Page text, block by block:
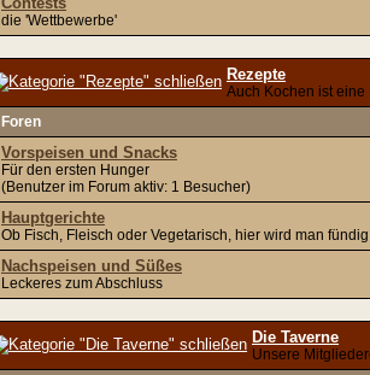
die 'Wettbewerbe'
Rezepte
Auch Kochen ist eine
Foren
Vorspeisen und Snacks
Für den ersten Hunger
(Benutzer im Forum aktiv: 1 Besucher)
Hauptgerichte
Ob Fisch, Fleisch oder Vegetarisch, hier wird man fündig
Nachspeisen und Süßes
Leckeres zum Abschluss
Die Taverne
Unsere